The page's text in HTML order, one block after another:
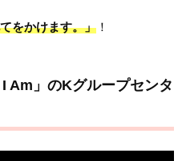
をかけます。」 ！
Am」のKグループセンタ